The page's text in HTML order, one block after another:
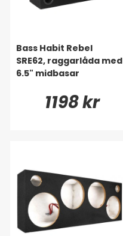
Bass Habit Rebel
SRE62, raggarlåda med
6.5" midbasar
1198 kr